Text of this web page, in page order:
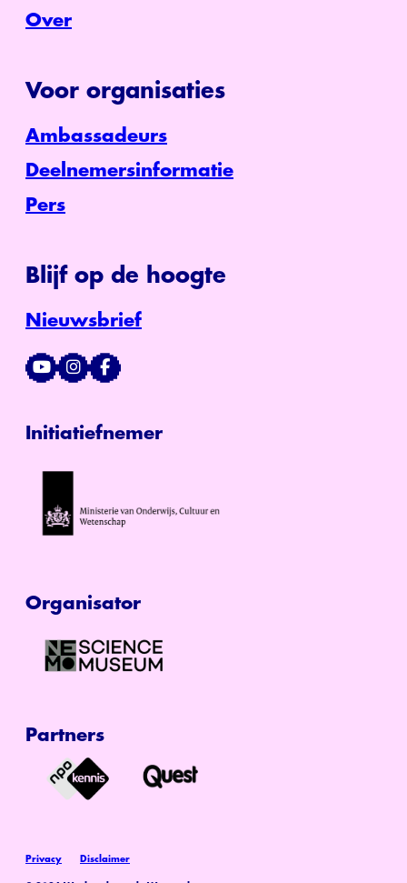
Over
Voor organisaties
Ambassadeurs
Deelnemersinformatie
Pers
Blijf op de hoogte
Nieuwsbrief
Initiatiefnemer
Organisator
Partners
Privacy Disclaimer